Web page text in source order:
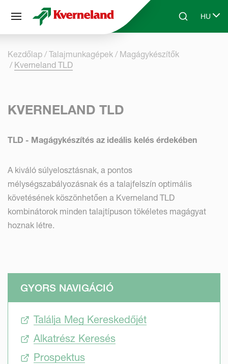
Skip to main contentSearchHU
Select
Kezdőlap Talajmunkagépek
Magágykészítők
Kverneland TLD
KVERNELAND TLD
TLD - Magágykészítés az ideális kelés érdekében
A kiváló súlyelosztásnak, a pontos
mélységszabályozásnak és a talajfelszín optimális
követésének köszönhetően a Kverneland TLD
kombinátorok minden talajtípuson tökéletes magágyat
hoznak létre.
GYORS NAVIGÁCIÓ
Találja Meg Kereskedőjét
Alkatrész Keresés
Prospektus
Süti preferenciák